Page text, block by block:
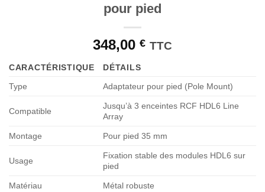
pour pied
348,00 € TTC
CARACTÉRISTIQUE
DÉTAILS
Type
Adaptateur pour pied (Pole Mount)
Compatible
Jusqu’à 3 enceintes RCF HDL6 Line
Array
Montage Pour pied 35 mm
Usage
Fixation stable des modules HDL6 sur
pied
Matériau Métal robuste